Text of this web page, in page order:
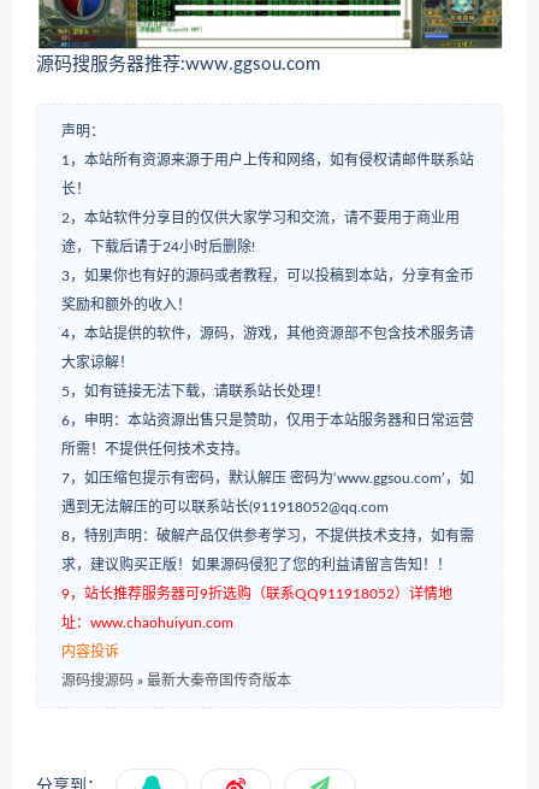
源码搜服务器推荐:www.ggsou.com
声明：
1，本站所有资源来源于用户上传和网络，如有侵权请邮件联系站
长！
2，本站软件分享目的仅供大家学习和交流，请不要用于商业用
途，下载后请于24小时后删除!
3，如果你也有好的源码或者教程，可以投稿到本站，分享有金币
奖励和额外的收入！
4，本站提供的软件，源码，游戏，其他资源部不包含技术服务请
大家谅解！
5，如有链接无法下载，请联系站长处理！
6，申明：本站资源出售只是赞助，仅用于本站服务器和日常运营
所需！不提供任何技术支持。
7，如压缩包提示有密码，默认解压 密码为‘www.ggsou.com’，如
遇到无法解压的可以联系站长(911918052@qq.com
8，特别声明：破解产品仅供参考学习，不提供技术支持，如有需
求，建议购买正版！如果源码侵犯了您的利益请留言告知！！
9，站长推荐服务器可9折选购（联系QQ911918052）详情地
址：www.chaohuiyun.com
内容投诉
源码搜源码 » 最新大秦帝国传奇版本